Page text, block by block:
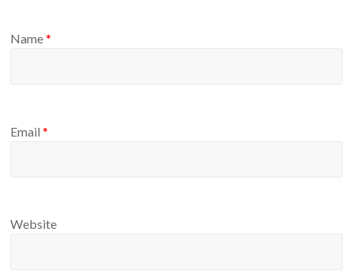
Name*
Email*
Website